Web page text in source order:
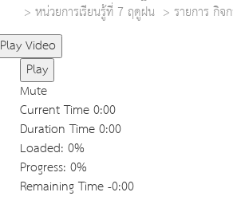
หน่วยการเรียนรู้ที่ 7 ฤดูฝน
รายการ กิจ
Play Video
Play
Mute
Current Time0:00
Duration Time0:00
Loaded: 0%
Progress: 0%
Remaining Time-0:00